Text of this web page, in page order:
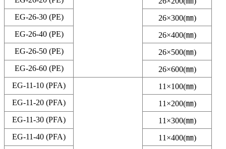
EG-26-30 (PE)
26×300(㎜)
EG-26-40 (PE)
26×400(㎜)
EG-26-50 (PE)
26×500(㎜)
EG-26-60 (PE)
26×600(㎜)
EG-11-10 (PFA)
11×100(㎜)
EG-11-20 (PFA)
11×200(㎜)
EG-11-30 (PFA)
11×300(㎜)
EG-11-40 (PFA)
11×400(㎜)